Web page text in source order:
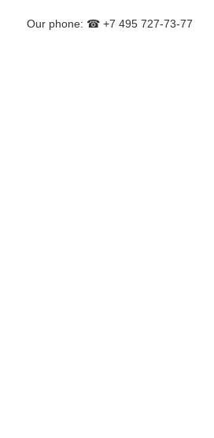
Our phone: ☎ +7 495 727-73-77